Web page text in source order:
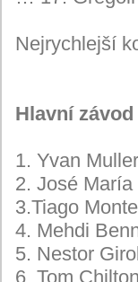
Nejrychlejší
Hlavní závod
1. Yvan
2. José
3.Tiago
4. Mehdi
5. Nestor
6. Tom